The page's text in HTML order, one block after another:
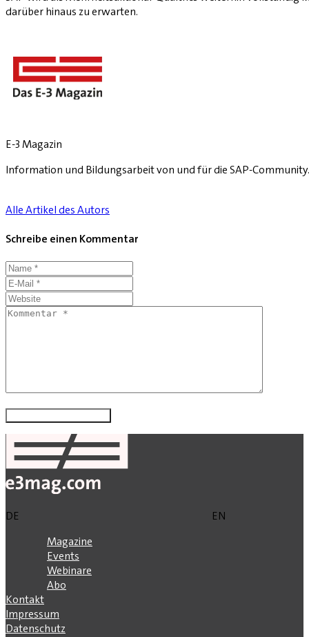
darüber hinaus zu erwarten.
E-3 Magazin
Information und Bildungsarbeit von und für die SAP-Community.
Alle Artikel des Autors
Schreibe einen Kommentar
DE
EN
Magazine
Events
Webinare
Abo
Kontakt
Impressum
Datenschutz